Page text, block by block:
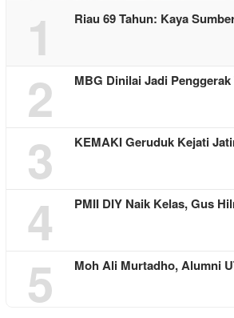
1 Riau 69 Tahun: Kaya
2 MBG Dinilai Jadi
3 KEMAKI Geruduk Kejati
4 PMII DIY Naik Kelas, Gus
5 Moh Ali Murtadho, Alumni